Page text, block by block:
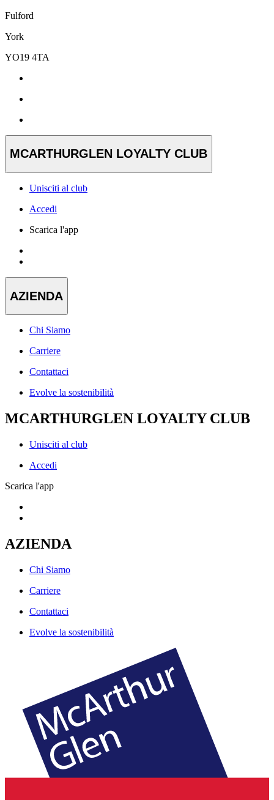
Fulford
York
YO19 4TA
MCARTHURGLEN LOYALTY CLUB
Unisciti al club
Accedi
Scarica l'app
AZIENDA
Chi Siamo
Carriere
Contattaci
Evolve la sostenibilità
MCARTHURGLEN LOYALTY CLUB
Unisciti al club
Accedi
Scarica l'app
AZIENDA
Chi Siamo
Carriere
Contattaci
Evolve la sostenibilità